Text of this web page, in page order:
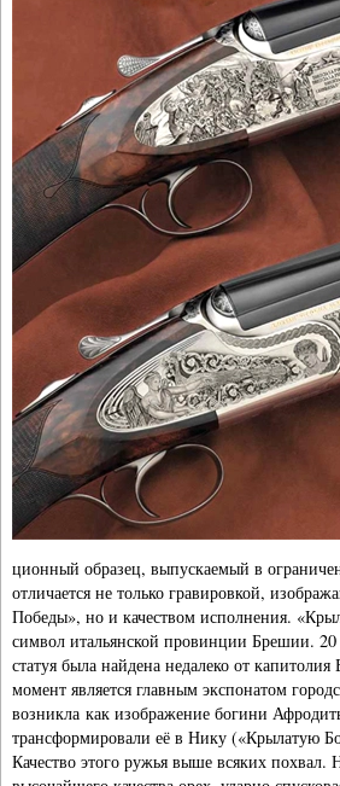
ционный образец, выпускаемый в
отличается не только гравировкой,
Победы», но и качеством исполнения.
символ итальянской провинции Брешии. 20
статуя была найдена недалеко от
момент является главным экспонатом
возникла как изображение богини
трансформировали её в Нику («Крылатую
Качество этого ружья выше всяких похвал.